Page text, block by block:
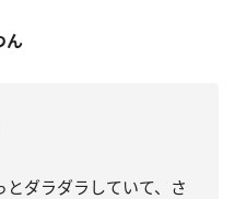
ん
ダラダラしていて、さ